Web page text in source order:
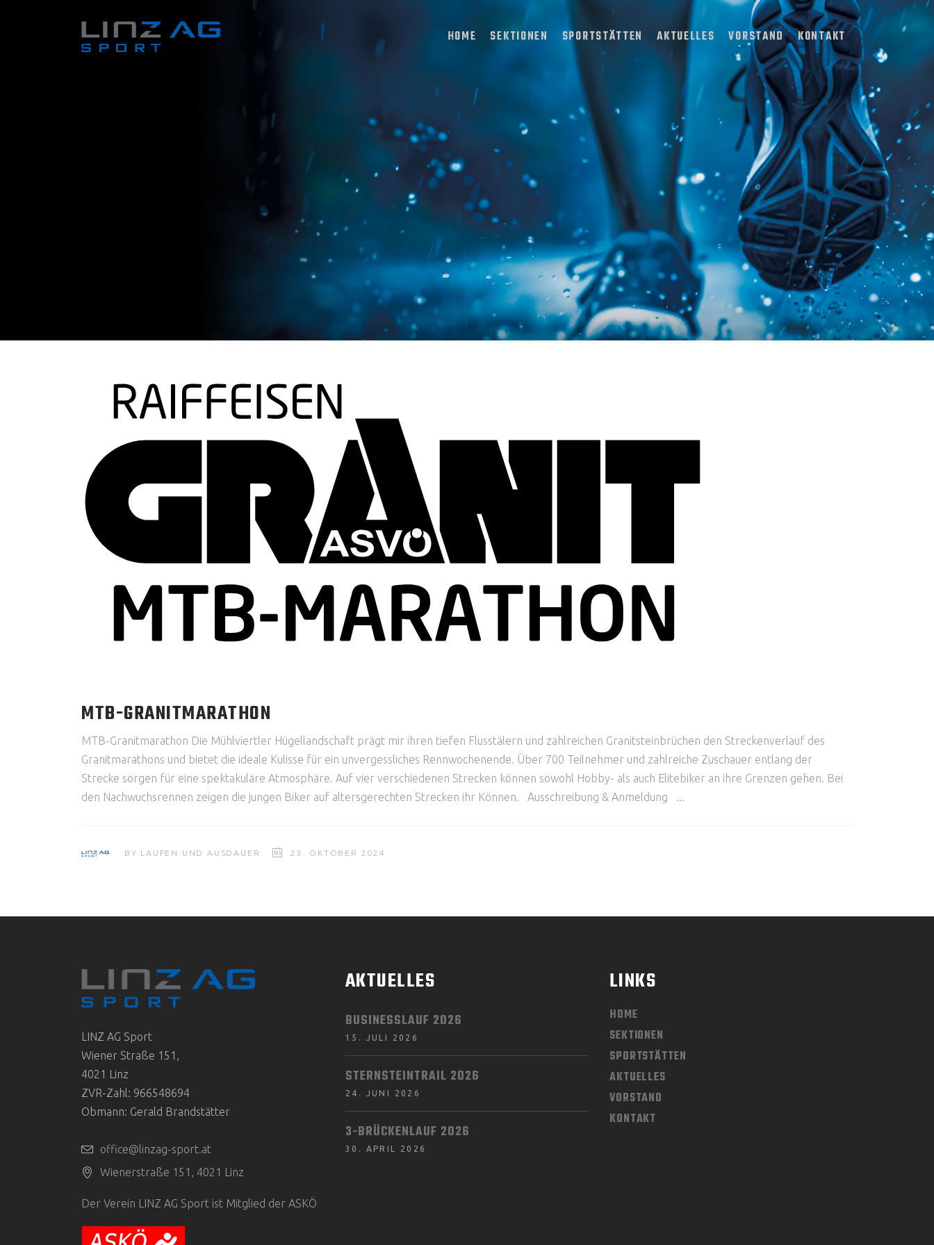
HOME SEKTIONEN SPORTSTÄTTEN AKTUELLES VORSTAND KONTAKT
MTB-GRANITMARATHON
MTB-Granitmarathon Die Mühlviertler Hügellandschaft prägt mir ihren tiefen Flusstälern und zahlreichen Granitsteinbrüchen den Streckenverlauf des
Granitmarathons und bietet die ideale Kulisse für ein unvergessliches Rennwochenende. Über 700 Teilnehmer und zahlreiche Zuschauer entlang der
Strecke sorgen für eine spektakuläre Atmosphäre. Auf vier verschiedenen Strecken können sowohl Hobby- als auch Elitebiker an ihre Grenzen gehen. Bei
den Nachwuchsrennen zeigen die jungen Biker auf altersgerechten Strecken ihr Können. Ausschreibung & Anmeldung
BY LAUFEN UND AUSDAUER 23. OKTOBER 2024
LINZ AG Sport
Wiener Straße 151,
4021 Linz
ZVR-Zahl: 966548694
Obmann: Gerald Brandstätter
office@linzag-sport.at
Wienerstraße 151, 4021 Linz
AKTUELLES
BUSINESSLAUF 2026
15. JULI 2026
STERNSTEINTRAIL 2026
24. JUNI 2026
3-BRÜCKENLAUF 2026
30. APRIL 2026
LINKS
HOME
SEKTIONEN
SPORTSTÄTTEN
AKTUELLES
VORSTAND
KONTAKT
Der Verein LINZ AG Sport ist Mitglied der ASKÖ